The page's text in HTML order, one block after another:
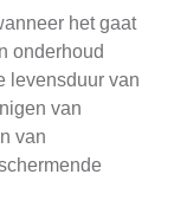
het gaat
onderhoud
levensduur van
van
van